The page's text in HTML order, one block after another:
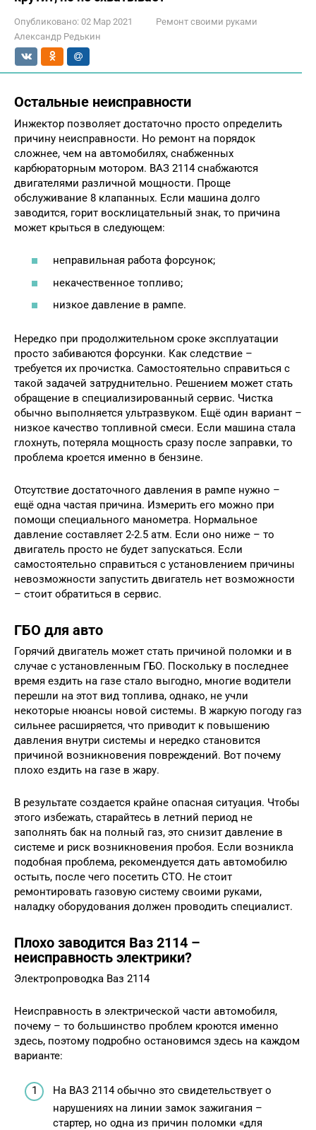
Опубликовано: 02 Мар 2021
Ремонт своими руками
Александр Редькин
Остальные неисправности
Инжектор позволяет достаточно просто определить
причину неисправности. Но ремонт на порядок
сложнее, чем на автомобилях, снабженных
карбюраторным мотором. ВАЗ 2114 снабжаются
двигателями различной мощности. Проще
обслуживание 8 клапанных. Если машина долго
заводится, горит восклицательный знак, то причина
может крыться в следующем:
неправильная работа форсунок;
некачественное топливо;
низкое давление в рампе.
Нередко при продолжительном сроке эксплуатации
просто забиваются форсунки. Как следствие –
требуется их прочистка. Самостоятельно справиться с
такой задачей затруднительно. Решением может стать
обращение в специализированный сервис. Чистка
обычно выполняется ультразвуком. Ещё один вариант –
низкое качество топливной смеси. Если машина стала
глохнуть, потеряла мощность сразу после заправки, то
проблема кроется именно в бензине.
Отсутствие достаточного давления в рампе нужно –
ещё одна частая причина. Измерить его можно при
помощи специального манометра. Нормальное
давление составляет 2-2.5 атм. Если оно ниже – то
двигатель просто не будет запускаться. Если
самостоятельно справиться с установлением причины
невозможности запустить двигатель нет возможности
– стоит обратиться в сервис.
ГБО для авто
Горячий двигатель может стать причиной поломки и в
случае с установленным ГБО. Поскольку в последнее
время ездить на газе стало выгодно, многие водители
перешли на этот вид топлива, однако, не учли
некоторые нюансы новой системы. В жаркую погоду газ
сильнее расширяется, что приводит к повышению
давления внутри системы и нередко становится
причиной возникновения повреждений. Вот почему
плохо ездить на газе в жару.
В результате создается крайне опасная ситуация. Чтобы
этого избежать, старайтесь в летний период не
заполнять бак на полный газ, это снизит давление в
системе и риск возникновения пробоя. Если возникла
подобная проблема, рекомендуется дать автомобилю
остыть, после чего посетить СТО. Не стоит
ремонтировать газовую систему своими руками,
наладку оборудования должен проводить специалист.
Плохо заводится Ваз 2114 –
неисправность электрики?
Электропроводка Ваз 2114
Неисправность в электрической части автомобиля,
почему – то большинство проблем кроются именно
здесь, поэтому подробно остановимся здесь на каждом
варианте:
На ВАЗ 2114 обычно это свидетельствует о
нарушениях на линии замок зажигания –
стартер, но одна из причин поломки «для